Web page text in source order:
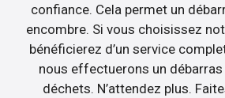
confiance. Cela permet un
encombre. Si vous choisissez
bénéficierez d’un service
nous effectuerons un
déchets. N’attendez plus.